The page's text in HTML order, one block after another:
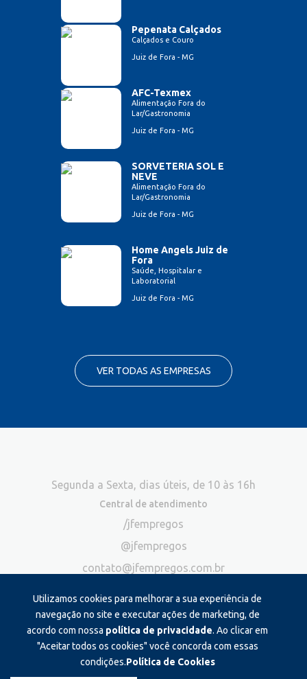
Pepenata Calçados
Calçados e Couro
Juiz de Fora - MG
AFC-Texmex
Alimentação Fora do
Lar/Gastronomia
Juiz de Fora - MG
SORVETERIA SOL E
NEVE
Alimentação Fora do
Lar/Gastronomia
Juiz de Fora - MG
Home Angels Juiz de
Fora
Saúde, Hospitalar e
Laboratorial
Juiz de Fora - MG
VER TODAS AS EMPRESAS
Utilizamos cookies para melhorar a sua experiência de
navegação no site e executar ações de marketing, de
acordo com nossa política de privacidade. Ao clicar em
"Aceitar todos os cookies" você concorda com essas
condições.Política de Cookies
Segunda a Sexta, dias úteis, de 10 às 16h
Central de atendimento
/jfempregos
@jfempregos
contato@jfempregos.com.br
Publicidade
*Exclusivo para atendimento via chat. Não atendemos ligações neste
canal
Produzido e administrado por: